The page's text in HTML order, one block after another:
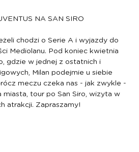
NA SAN SIRO
chodzi o Serie A i wyjazdy do
Mediolanu. Pod koniec kwietnia
gdzie w jednej z ostatnich i
Milan podejmie u siebie
meczu czeka nas - jak zwykle -
miasta, tour po San Siro, wizyta w
atrakcji. Zapraszamy!